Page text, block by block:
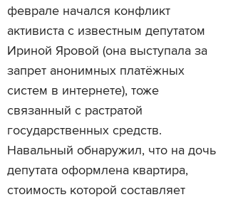
феврале начался конфликт
активиста с известным депутатом
Ириной Яровой (она выступала за
запрет анонимных платёжных
систем в интернете), тоже
связанный с растратой
государственных средств.
Навальный обнаружил, что на дочь
депутата оформлена квартира,
стоимость которой составляет